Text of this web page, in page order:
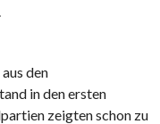
den
in den ersten
zeigten schon zu